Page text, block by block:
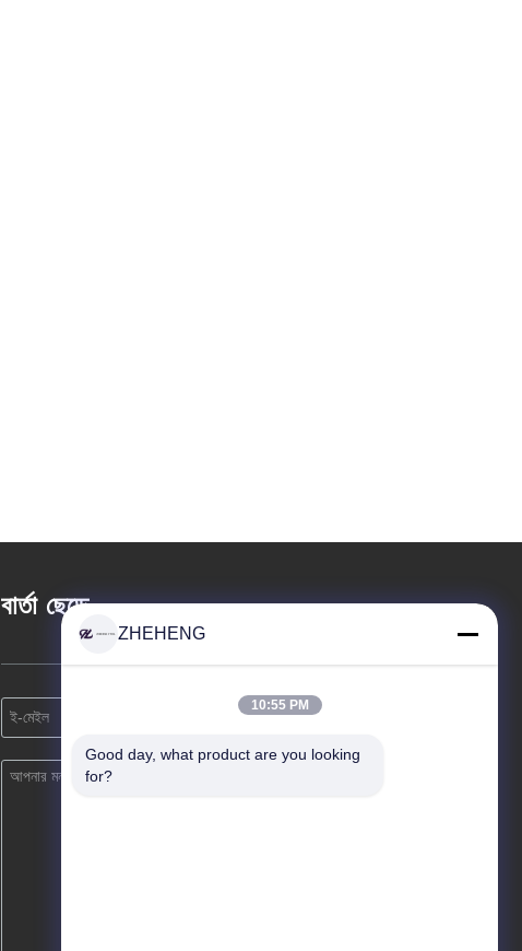
বার্তা ছেড়ে
ZHEHENG
10:55 PM
Good day, what product are you looking
for?